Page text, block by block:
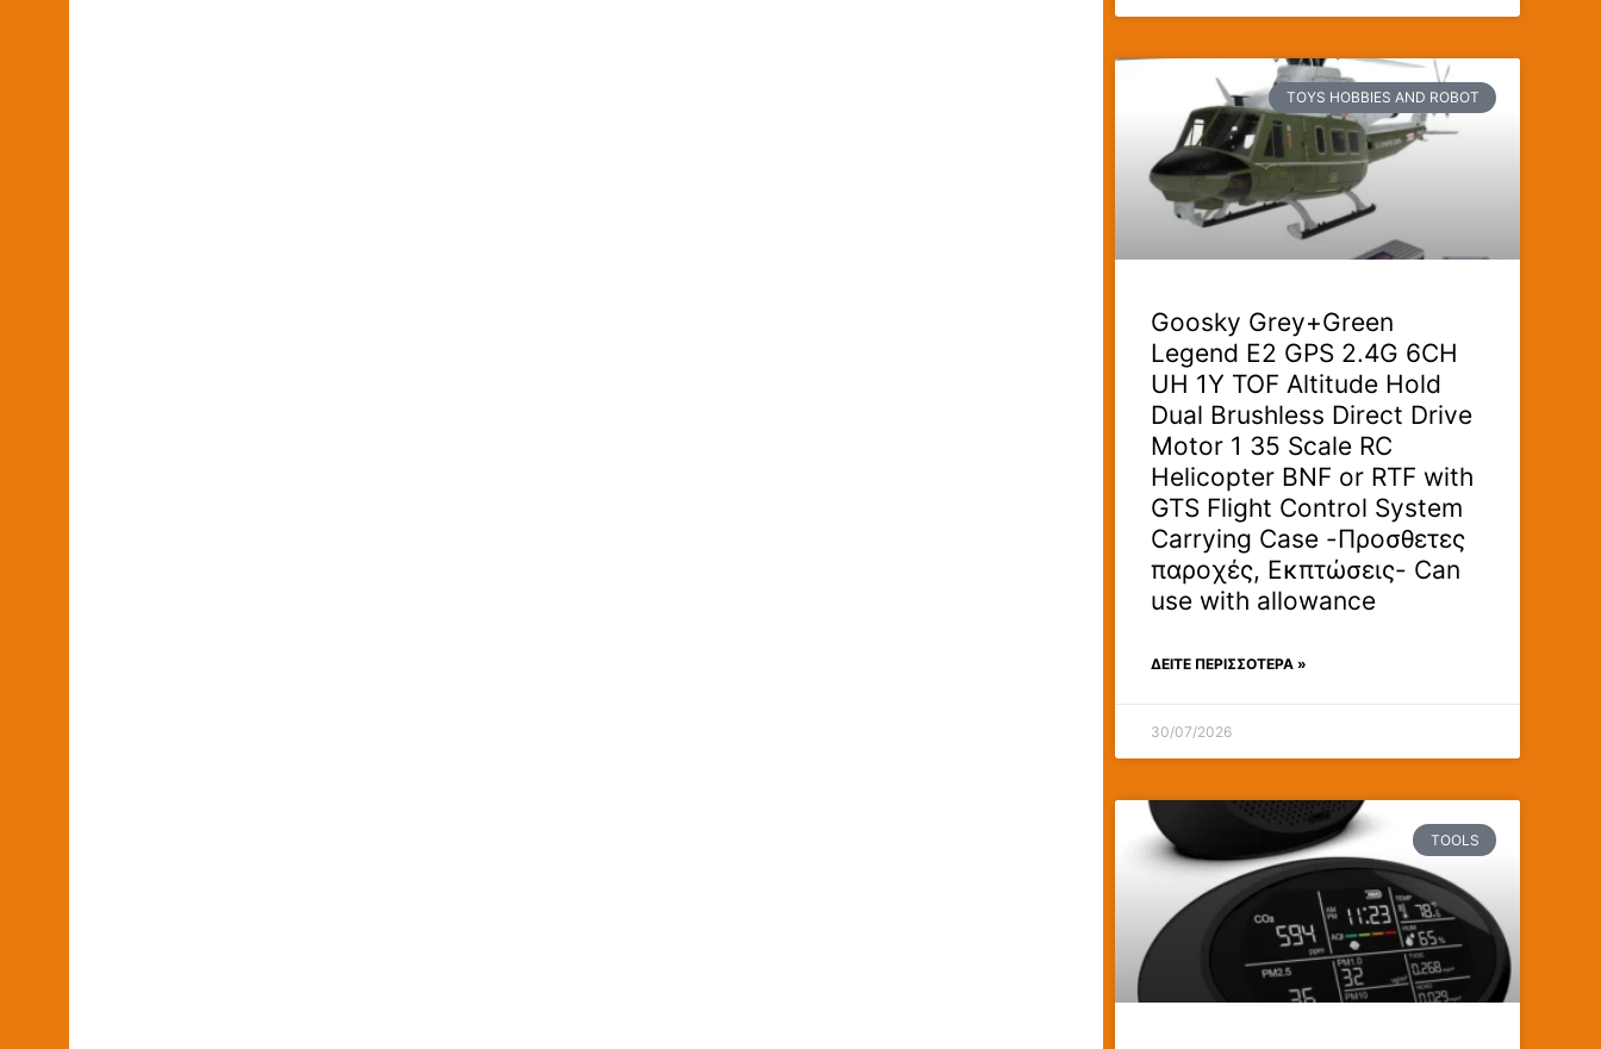
TOYS HOBBIES AND ROBOT
Goosky Grey+Green
Legend E2 GPS 2.4G 6CH
UH 1Y TOF Altitude Hold
Dual Brushless Direct Drive
Motor 1 35 Scale RC
Helicopter BNF or RTF with
GTS Flight Control System
Carrying Case -Προσθετες
παροχές, Εκπτώσεις- Can
use with allowance
ΔΕΊΤΕ ΠΕΡΙΣΣΟΤΕΡΑ »
30/07/2026
TOOLS